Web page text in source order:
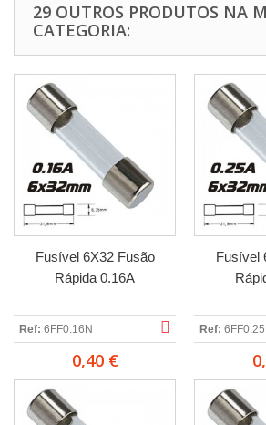
29 OUTROS PRODUTOS NA
CATEGORIA:
Fusível 6X32 Fusão
Rápida 0.16A
Ref: 6FF0.16N
0,40 €
Fusível
Ref: